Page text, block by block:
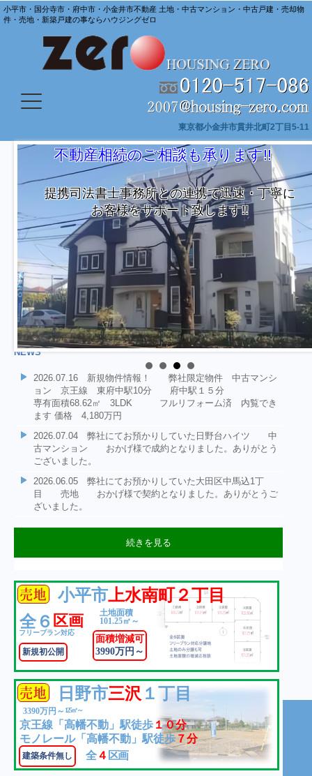
小平市・国分寺市・府中市・小金井市不動産 土地・中古マンション・中古戸建・売却物
件・売地・新築戸建の事ならハウジングゼロ
東京都小金井市貫井北町2丁目5-11
不動産相続のご相談も承ります!!
提携司法書士事務所との連携で迅速・丁寧に
お客様をサポート致します!!
NEWS
2026.07.16 新規物件情報！ 弊社限定物件 中古マンシ
ョン 京王線 東府中駅10分 府中駅１５分
専有面積68.62㎡ 3LDK フルリフォーム済 内覧でき
ます 価格 4,180万円
2026.07.04 弊社にてお預かりしていた日野台ハイツ 中
古マンション おかげ様で成約となりました。ありがとう
ございました。
2026.06.05 弊社にてお預かりしていた大田区中馬込1丁
目 売地 おかげ様で契約となりました。ありがとうご
ざいました。
続きを見る
目 売地 おかげ様で契約となりました。ありがとうご
ざいました。
ョン 日野台ハイツ 価格1,580万円
専有面積61.30㎡ 2LDK JR中央線
日野駅 徒歩9分
田区中馬込1丁目 価格3980万円
土地：64.77㎡ 建ぺい容積率60.160%
ン 小平市鈴木町1丁目 1980万円
2LDK 8階東南角部屋 表面利回り
6.3%
１月4日とさせて頂きます
目 売地 おかげ様で契約となりました。ありがとうござい
ました。
１１０．６２㎡の整形地
価格4,680万円 JR西国分寺駅 徒歩
１０分 弊社限定物件です お気軽にお問い合わせくださ
い。
地D号地 おかげ様で成約となりました。ありがとうござい
ました。
地A号地 おかげ様で成約となりました。ありがとうござい
ました。
地C号地 おかげ様で成約となりました。ありがとうござい
ました。
和泉本町 大型３LDK、LDK約１７帖、固定階段ロフト付
げ様で成約となりました。
若松町４丁目 約１４７㎡、整形地・東南角地・住環境良好
♬
町 ゆとりの大型間取り・約９５㎡～
JR青梅線「東中神」駅徒歩９分
小平市上水南町２丁目
全６ 区画
土地面積
101.25㎡～
フリープラン対応
新規初公開
面積増減可
3990万円～
日野市三沢 １丁目
3390万円～ 125㎡～
京王線「高幡不動」駅徒歩 １０分
モノレール「高幡不動」駅徒歩 ７分
建築条件無し 全４ 区画